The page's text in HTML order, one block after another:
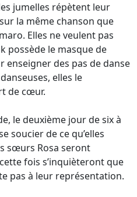
jumelles répètent leur
la même chanson que
Elles ne veulent pas
possède le masque de
enseigner des pas de danse
elles le
de cœur.
le deuxième jour de six à
soucier de ce qu’elles
sœurs Rosa seront
fois s’inquièteront que
pas à leur représentation.